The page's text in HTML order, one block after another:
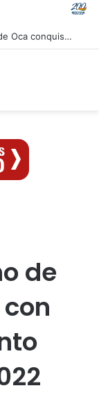
CAC 2026: Venezolano Ricardo Montes de Oca conquista Oro en salto con pértiga
de